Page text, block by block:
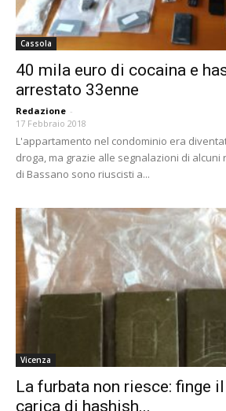
Cassola
40 mila euro di cocaina e
arrestato 33enne
Redazione -
17 Febbraio 2018
L'appartamento nel condominio era
droga, ma grazie alle segnalazioni di alcuni
di Bassano sono riuscisti a...
Vicenza
La furbata non riesce: finge
carica di hashish...